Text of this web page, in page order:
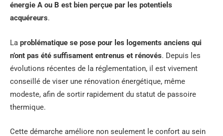
énergie A ou B est bien perçue par les potentiels
acquéreurs.
La problématique se pose pour les logements anciens qui
n’ont pas été suffisament entrenus et rénovés. Depuis les
évolutions récentes de la réglementation, il est vivement
conseillé de viser une rénovation énergétique, même
modeste, afin de sortir rapidement du statut de passoire
thermique.
Cette démarche améliore non seulement le confort au sein